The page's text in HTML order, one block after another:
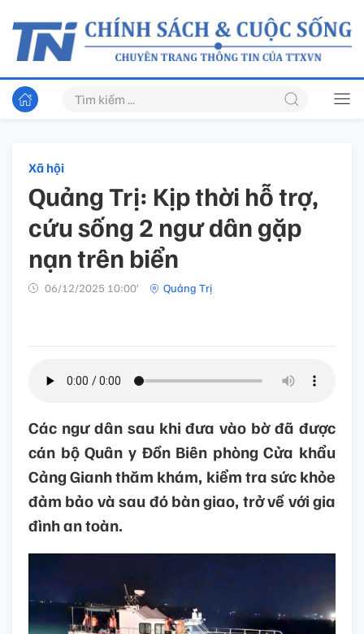
Xã hội
Quảng Trị: Kịp thời hỗ trợ,
cứu sống 2 ngư dân gặp
nạn trên biển
06/12/2025 10:00’ Quảng Trị
Các ngư dân sau khi đưa vào bờ đã được
cán bộ Quân y Đồn Biên phòng Cửa khẩu
Cảng Gianh thăm khám, kiểm tra sức khỏe
đảm bảo và sau đó bàn giao, trở về với gia
đình an toàn.